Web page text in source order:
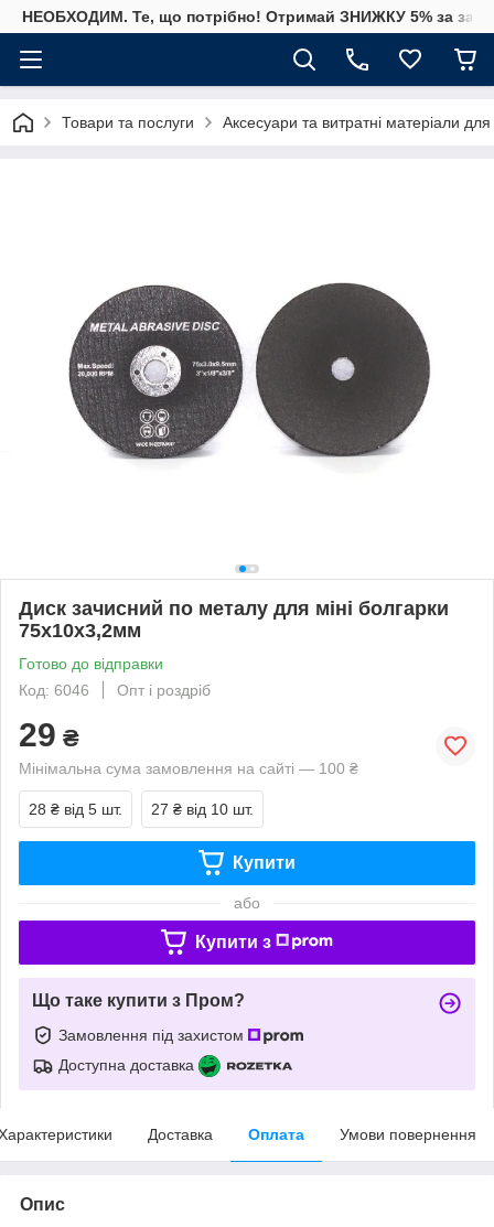
НЕОБХОДИМ. Те, що потрібно! Отримай ЗНИЖКУ 5% за
Товари та послуги Аксесуари та витратні матеріали
Диск зачисний по металу для міні болгарки
75х10х3,2мм
Готово до відправки
Код: 6046
Опт і роздріб
29 ₴
Мінімальна сума замовлення на сайті — 100 ₴
28 ₴ від 5 шт. 27 ₴ від 10 шт.
Купити
або
Купити з
Що таке купити з Пром?
Замовлення під захистом
Доступна доставка
Доставка Оплата Умови повернення
Опис